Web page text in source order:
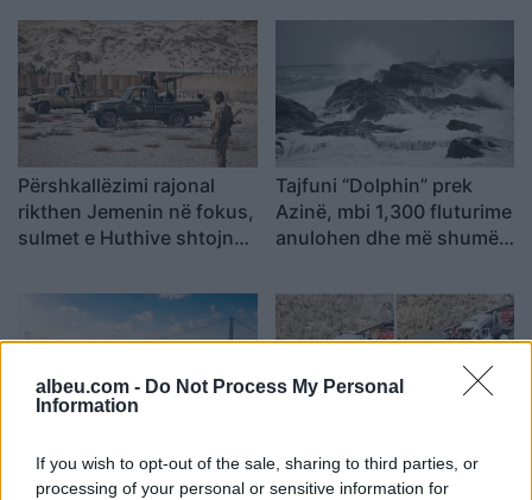
albeu.com - Do Not Process My Personal
Information
If you wish to opt-out of the sale, sharing to third parties, or
processing of your personal or sensitive information for
Përshkallëzimi rajonal
rikthen Jemenin në fokus,
sulmet e Huthive shtojnë
luftës
Tajfuni “Dolphin” prek
Azinë, mbi 1,300 fluturime
anulohen dhe më shumë
evakuohen
Turqia vendos kufizime
për disa anije drejt Detit të
Aksident në Peru/
Trembëdhjetë të vdekur